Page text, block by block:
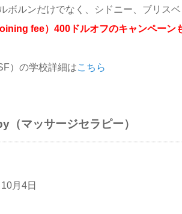
ボルンだけでなく、シドニー、ブリス
fee）400ドルオフのキャンペーン
）の学校詳細はこちら
マッサージセラピー）
月4日